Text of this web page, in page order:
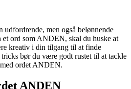
men også belønnende
et ord som ANDEN, skal du huske at
kreativ i din tilgang til at finde
bør du være godt rustet til at tackle
ordet ANDEN.
ANDEN